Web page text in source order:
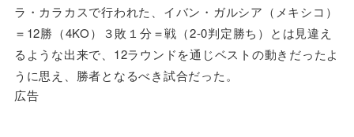
ラ・カラカスで行われた、イバン・ガルシア（メキシコ）
＝12勝（4KO）３敗１分＝戦（2-0判定勝ち）とは見違え
るような出来で、12ラウンドを通じベストの動きだったよ
うに思え、勝者となるべき試合だった。
広告